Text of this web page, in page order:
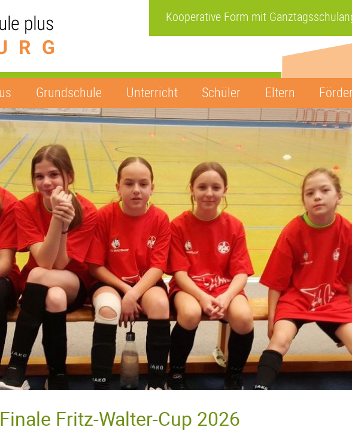
Kooperative Form mit
Grundschule Unterricht Schüler Eltern
Finale Fritz-Walter-Cup 2026